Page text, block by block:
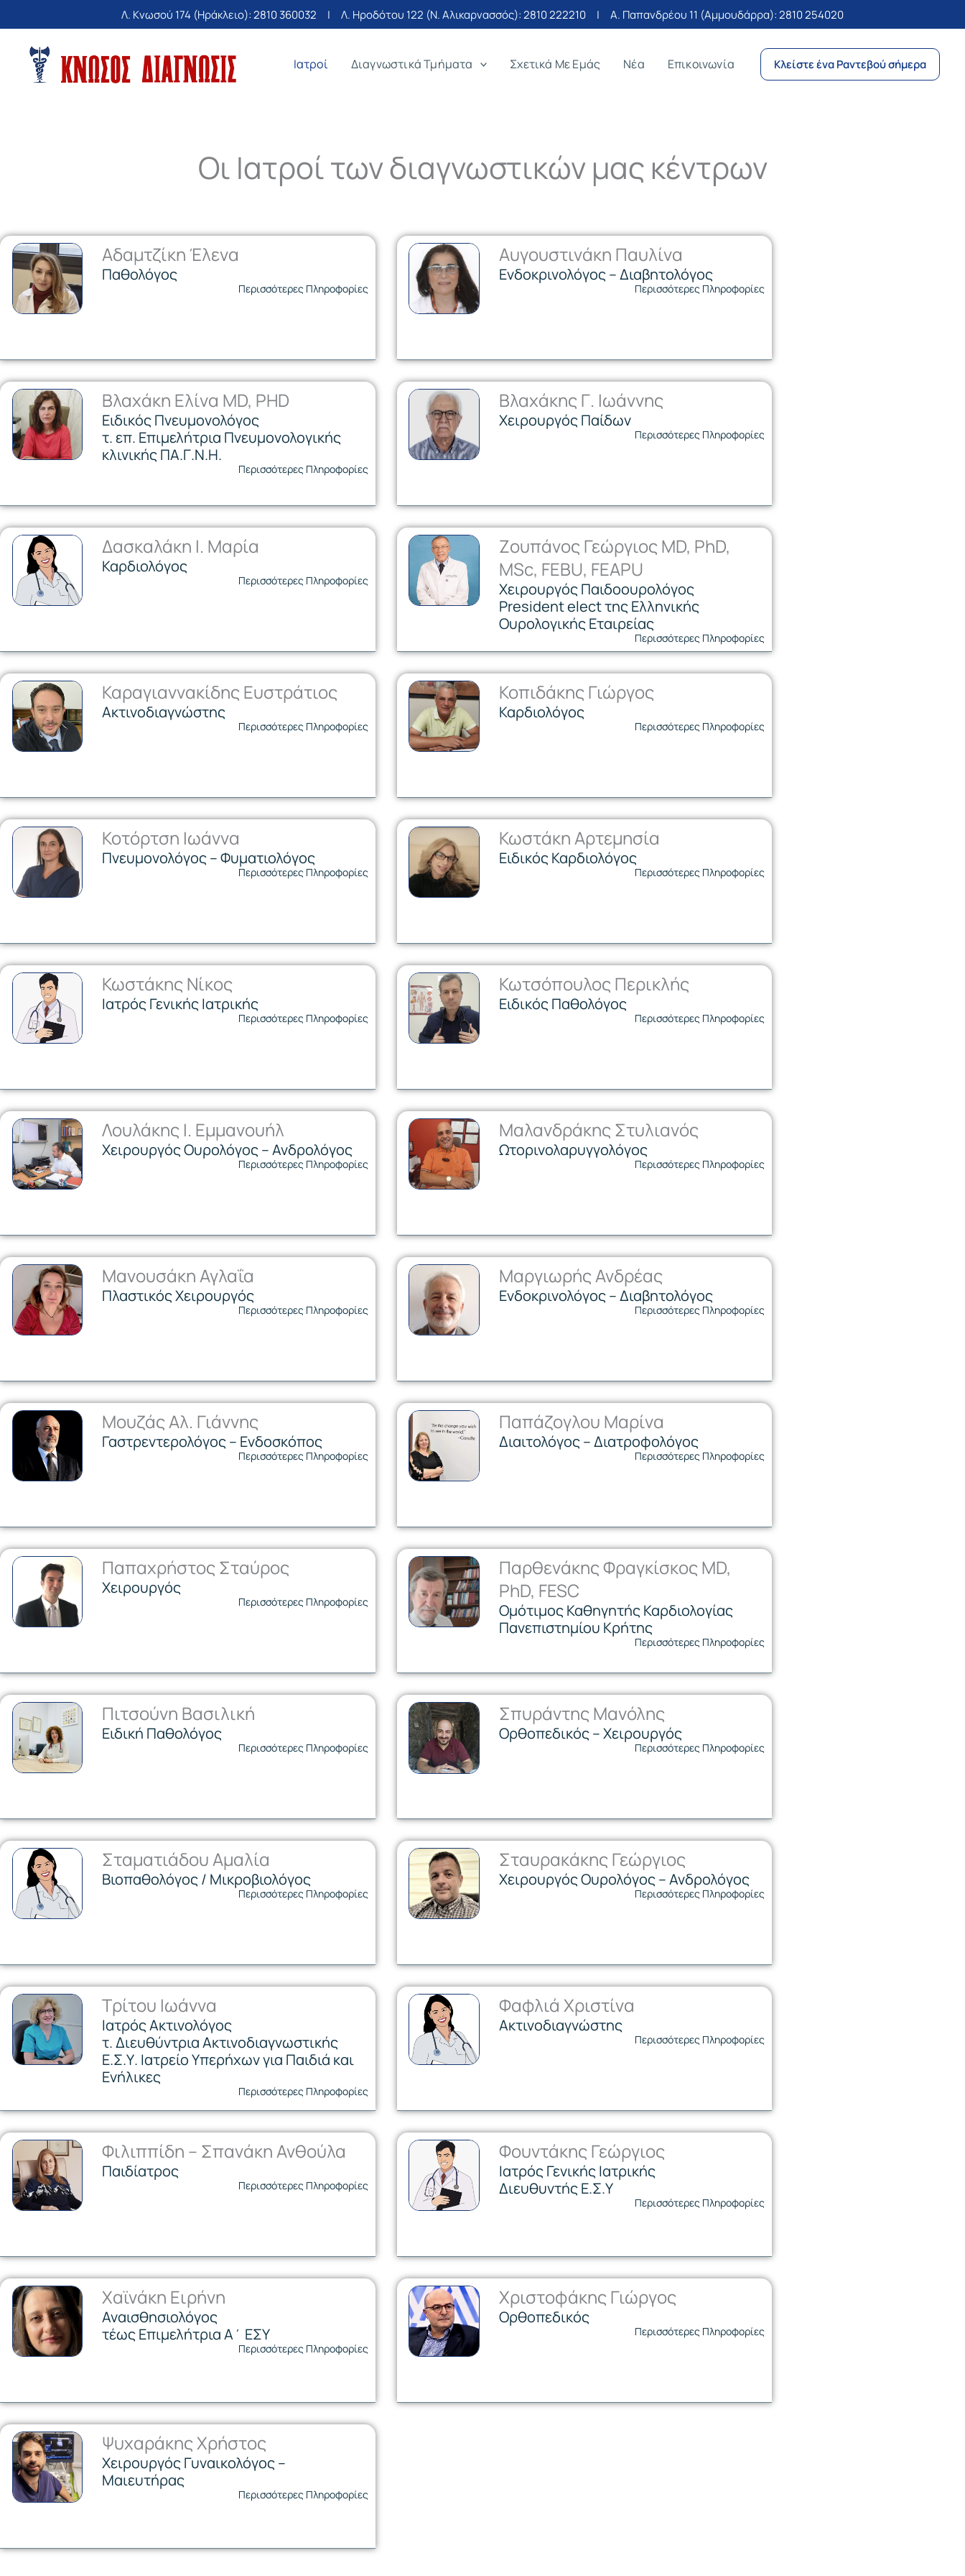
στο
περιεχόμενο
Λ. Κνωσού 174 (Ηράκλειο):2810 360032 | Λ. Ηροδότου 122 (Ν. Αλικαρνασσός):2810 222210 | Α. Παπανδρέου 11 (Αμμουδάρρα):2810 254020
Ιατροί Διαγνωστικά Τμήματα Σχετικά Με Εμάς Νέα Επικοινωνία Κλείστε ένα Ραντεβού σήμερα
Οι Ιατροί των διαγνωστικών μας κέντρων
Αδαμτζίκη Έλενα
Παθολόγος
Περισσότερες Πληροφορίες
Αυγουστινάκη Παυλίνα
Ενδοκρινολόγος – Διαβητολόγος
Περισσότερες Πληροφορίες
Βλαχάκη Ελίνα MD, PHD
Ειδικός Πνευμονολόγος
τ. επ. Επιμελήτρια Πνευμονολογικής
κλινικής ΠΑ.Γ.Ν.Η.
Περισσότερες Πληροφορίες
Βλαχάκης Γ. Ιωάννης
Χειρουργός Παίδων
Περισσότερες Πληροφορίες
Δασκαλάκη Ι. Μαρία
Καρδιολόγος
Περισσότερες Πληροφορίες
Ζουπάνος Γεώργιος MD, PhD,
MSc, FEBU, FEAPU
Χειρουργός Παιδοουρολόγος
President elect της Ελληνικής
Ουρολογικής Εταιρείας
Περισσότερες Πληροφορίες
Καραγιαννακίδης Ευστράτιος
Ακτινοδιαγνώστης
Περισσότερες Πληροφορίες
Κοπιδάκης Γιώργος
Καρδιολόγος
Περισσότερες Πληροφορίες
Κοτόρτση Ιωάννα
Πνευμονολόγος – Φυματιολόγος
Περισσότερες Πληροφορίες
Κωστάκη Αρτεμησία
Ειδικός Καρδιολόγος
Περισσότερες Πληροφορίες
Κωστάκης Νίκος
Ιατρός Γενικής Ιατρικής
Περισσότερες Πληροφορίες
Κωτσόπουλος Περικλής
Ειδικός Παθολόγος
Περισσότερες Πληροφορίες
Λουλάκης Ι. Εμμανουήλ
Χειρουργός Ουρολόγος – Ανδρολόγος
Περισσότερες Πληροφορίες
Μαλανδράκης Στυλιανός
Ωτορινολαρυγγολόγος
Περισσότερες Πληροφορίες
Μανουσάκη Αγλαΐα
Πλαστικός Χειρουργός
Περισσότερες Πληροφορίες
Μαργιωρής Ανδρέας
Ενδοκρινολόγος – Διαβητολόγος
Περισσότερες Πληροφορίες
Μουζάς Αλ. Γιάννης
Γαστρεντερολόγος – Ενδοσκόπος
Περισσότερες Πληροφορίες
Παπάζογλου Μαρίνα
Διαιτολόγος – Διατροφολόγος
Περισσότερες Πληροφορίες
Παπαχρήστος Σταύρος
Χειρουργός
Περισσότερες Πληροφορίες
Παρθενάκης Φραγκίσκος MD,
PhD, FESC
Ομότιμος Καθηγητής Καρδιολογίας
Πανεπιστημίου Κρήτης
Περισσότερες Πληροφορίες
Πιτσούνη Βασιλική
Ειδική Παθολόγος
Περισσότερες Πληροφορίες
Σπυράντης Μανόλης
Ορθοπεδικός – Χειρουργός
Περισσότερες Πληροφορίες
Σταματιάδου Αμαλία
Βιοπαθολόγος / Μικροβιολόγος
Περισσότερες Πληροφορίες
Σταυρακάκης Γεώργιος
Χειρουργός Ουρολόγος – Ανδρολόγος
Περισσότερες Πληροφορίες
Τρίτου Ιωάννα
Ιατρός Ακτινολόγος
τ. Διευθύντρια Ακτινοδιαγνωστικής
Ε.Σ.Υ. Ιατρείο Υπερήχων για Παιδιά και
Ενήλικες
Περισσότερες Πληροφορίες
Φαφλιά Χριστίνα
Ακτινοδιαγνώστης
Περισσότερες Πληροφορίες
Φιλιππίδη – Σπανάκη Ανθούλα
Παιδίατρος
Περισσότερες Πληροφορίες
Φουντάκης Γεώργιος
Ιατρός Γενικής Ιατρικής
Διευθυντής Ε.Σ.Υ
Περισσότερες Πληροφορίες
Χαϊνάκη Ειρήνη
Αναισθησιολόγος
τέως Επιμελήτρια Α΄ ΕΣΥ
Περισσότερες Πληροφορίες
Χριστοφάκης Γιώργος
Ορθοπεδικός
Περισσότερες Πληροφορίες
Ψυχαράκης Χρήστος
Χειρουργός Γυναικολόγος –
Μαιευτήρας
Περισσότερες Πληροφορίες